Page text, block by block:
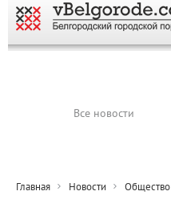
Все новости
Главная Новости Общество